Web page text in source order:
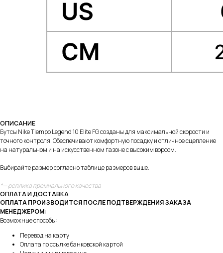
ОПИСАНИЕ
Бутсы Nike Tiempo Legend 10 Elite FGсозданы для максимальной скорости и
точного контроля. Обеспечивают комфортную посадку и отличное сцепление
на натуральном и на искусственном газоне с высоким ворсом.
Выбирайте размер согласно таблице размеров выше.
*— реплика премиального качества
ОПЛАТА И ДОСТАВКА
ОПЛАТА ПРОИЗВОДИТСЯ ПОСЛЕ ПОДТВЕРЖДЕНИЯ ЗАКАЗА
МЕНЕДЖЕРОМ:
Возможные способы:
Перевод на карту
Оплата по ссылке банковской картой